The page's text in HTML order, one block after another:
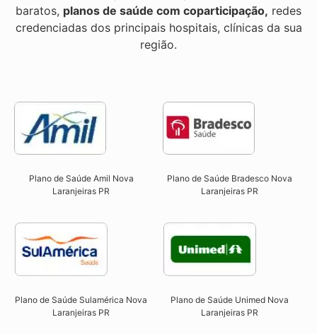
baratos, planos de saúde com coparticipação, redes
credenciadas dos principais hospitais, clínicas da sua
região.
Plano de Saúde Amil Nova
Laranjeiras PR
Plano de Saúde Bradesco Nova
Laranjeiras PR
Plano de Saúde Sulamérica Nova
Laranjeiras PR
Plano de Saúde Unimed Nova
Laranjeiras PR